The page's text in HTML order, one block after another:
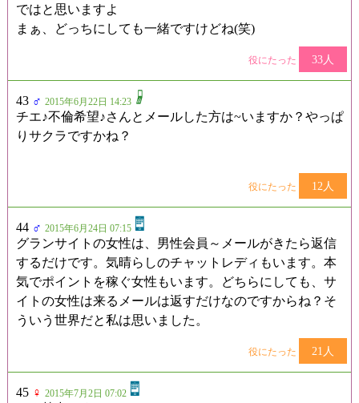
ではと思いますよ
まぁ、どっちにしても一緒ですけどね(笑)
役にたった 33人
43 ♂ 2015年6月22日 14:23
チエ♪不倫希望♪さんとメールした方は~いますか？やっぱ
りサクラですかね？
役にたった 12人
44 ♂ 2015年6月24日 07:15
グランサイトの女性は、男性会員～メールがきたら返信
するだけです。気晴らしのチャットレディもいます。本
気でポイントを稼ぐ女性もいます。どちらにしても、サ
イトの女性は来るメールは返すだけなのですからね？そ
ういう世界だと私は思いました。
役にたった 21人
45 ♀ 2015年7月2日 07:02